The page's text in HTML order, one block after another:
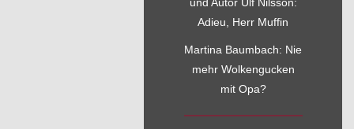
Adieu, Herr Muffin
Martina Baumbach: Nie
mehr Wolkengucken
mit Opa?